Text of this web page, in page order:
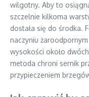
wilgotny. Aby to
szczelnie kilkoma
dostała się do środka.
naczyniu
wysokości około
metoda chroni sernik
przypieczeniem